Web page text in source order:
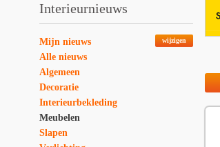
Interieurnieuws
wijzigen
Mijn nieuws
Alle nieuws
Algemeen
Decoratie
Interieurbekleding
Meubelen
Slapen